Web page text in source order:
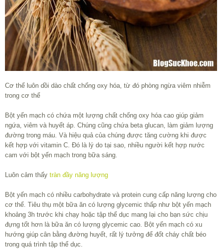
Cơ thể luôn dồi dào chất chống oxy hóa, từ đó phòng ngừa viêm nhiễm
trong cơ thể
Bột yến mạch có chứa một lượng chất chống oxy hóa cao giúp giảm
ngứa, viêm và huyết áp. Chúng cũng chứa beta glucan, làm giảm lượng
đường trong máu. Và hiệu quả của chúng được tăng cường khi được
kết hợp với vitamin C. Đó là lý do tại sao, nhiều người kết hợp nước
cam với bột yến mạch trong bữa sáng.
Luôn cảm thấy tràn đầy năng lượng
Bột yến mạch có nhiều carbohydrate và protein cung cấp năng lượng cho
cơ thể. Tiêu thụ một bữa ăn có lượng glycemic thấp như bột yến mạch
khoảng 3h trước khi chạy hoặc tập thể dục mang lại cho bạn sức chịu
đựng tốt hơn là bữa ăn có lượng glycemic cao. Bột yến mạch có xu
hướng giúp cân bằng đường huyết, rất lý tưởng để đốt cháy chất béo
trong quá trình tập thể dục.